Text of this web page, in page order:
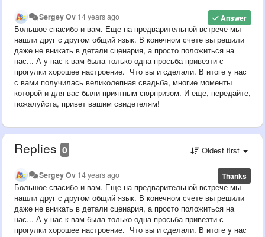
Answer
Sergey Ov 14 years ago
Большое спасибо и вам. Еще на предварительной встрече мы
нашли друг с другом общий язык. В конечном счете вы решили
даже не вникать в детали сценария, а просто положиться на
нас... А у нас к вам была только одна просьба привезти с
прогулки хорошее настроение. Что вы и сделали. В итоге у нас
с вами получилась великолепная свадьба, многие моменты
которой и для вас были приятным сюрпризом. И еще, передайте,
пожалуйста, привет вашим свидетелям!
Replies 0 Oldest first
Thanks
Sergey Ov 14 years ago
Большое спасибо и вам. Еще на предварительной встрече мы
нашли друг с другом общий язык. В конечном счете вы решили
даже не вникать в детали сценария, а просто положиться на
нас... А у нас к вам была только одна просьба привезти с
прогулки хорошее настроение. Что вы и сделали. В итоге у нас